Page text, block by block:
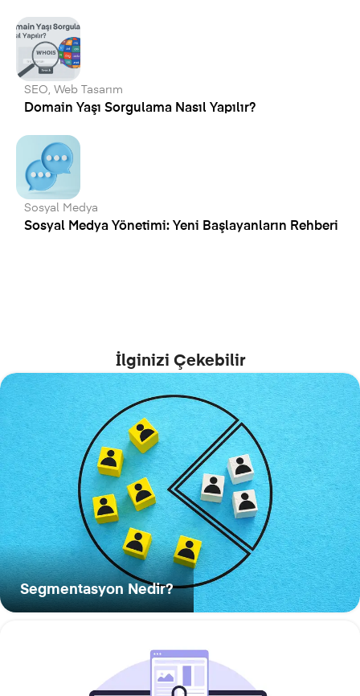
SEO Web Tasarım
Domain Yaşı Sorgulama Nasıl Yapılır?
Sosyal Medya
Sosyal Medya Yönetimi: Yeni Başlayanların Rehberi
İlginizi Çekebilir
Segmentasyon Nedir?